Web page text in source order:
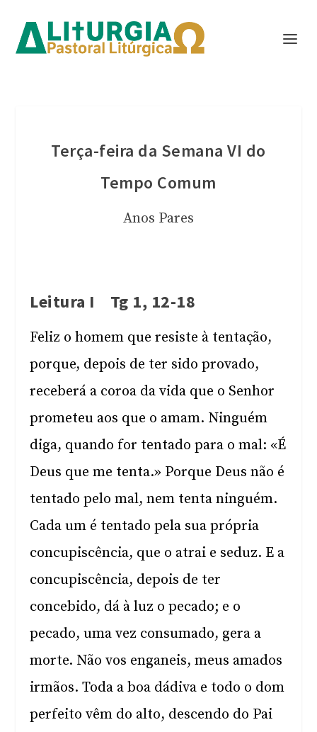
Terça-feira da Semana VI do
Tempo Comum
Anos Pares
Leitura I Tg 1, 12-18
Feliz o homem que resiste à tentação,
porque, depois de ter sido provado,
receberá a coroa da vida que o Senhor
prometeu aos que o amam. Ninguém
diga, quando for tentado para o mal: «É
Deus que me tenta.» Porque Deus não é
tentado pelo mal, nem tenta ninguém.
Cada um é tentado pela sua própria
concupiscência, que o atrai e seduz. E a
concupiscência, depois de ter
concebido, dá à luz o pecado; e o
pecado, uma vez consumado, gera a
morte. Não vos enganeis, meus amados
irmãos. Toda a boa dádiva e todo o dom
perfeito vêm do alto, descendo do Pai